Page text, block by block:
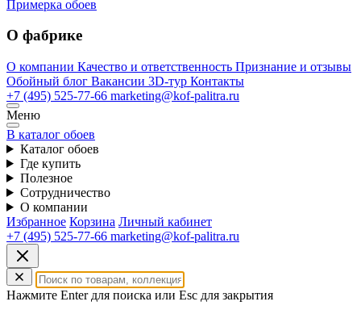
Примерка обоев
О фабрике
О компании Качество и ответственность Признание и отзывы
Обойный блог Вакансии 3D-тур Контакты
+7 (495) 525-77-66 marketing@kof-palitra.ru
Меню
В каталог обоев
Каталог обоев
Где купить
Полезное
Сотрудничество
О компании
Избранное Корзина Личный кабинет
+7 (495) 525-77-66 marketing@kof-palitra.ru
Нажмите Enter для поиска или Esc для закрытия